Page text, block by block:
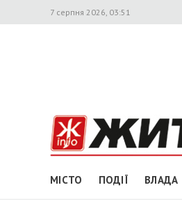
7 серпня 2026, 03:51
МІСТО ПОДІЇ ВЛАДА